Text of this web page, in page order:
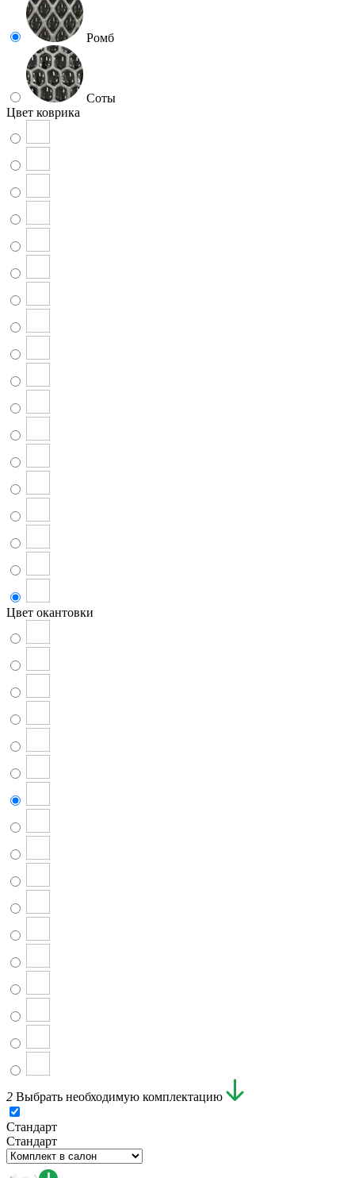
Ромб
Соты
Цвет коврика
Цвет окантовки
2 Выбрать необходимую комплектацию
Стандарт
Стандарт